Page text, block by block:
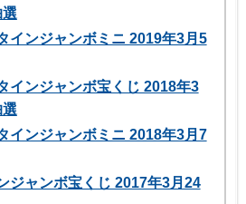
インジャンボミニ 2019年3月5
インジャンボ宝くじ 2018年3
インジャンボミニ 2018年3月7
ジャンボ宝くじ 2017年3月24